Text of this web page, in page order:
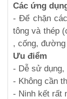
Các ứng
- Để chặn
tông và thép
, cống,
Ưu điểm
- Dễ sử
- Không cần
- Ninh kết rất